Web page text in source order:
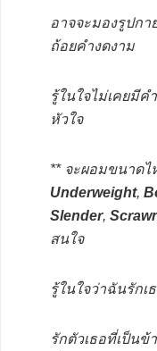
อาจจะมองรูปก
ถ้อยคำงดงาม
รู้ในใจไม่เค
หัวใจ
** จะผอมขนาดไ
Underweight,
Slender,
สนใจ
รู้ในใจว่าฉัน
รักตัวเธอที่เ